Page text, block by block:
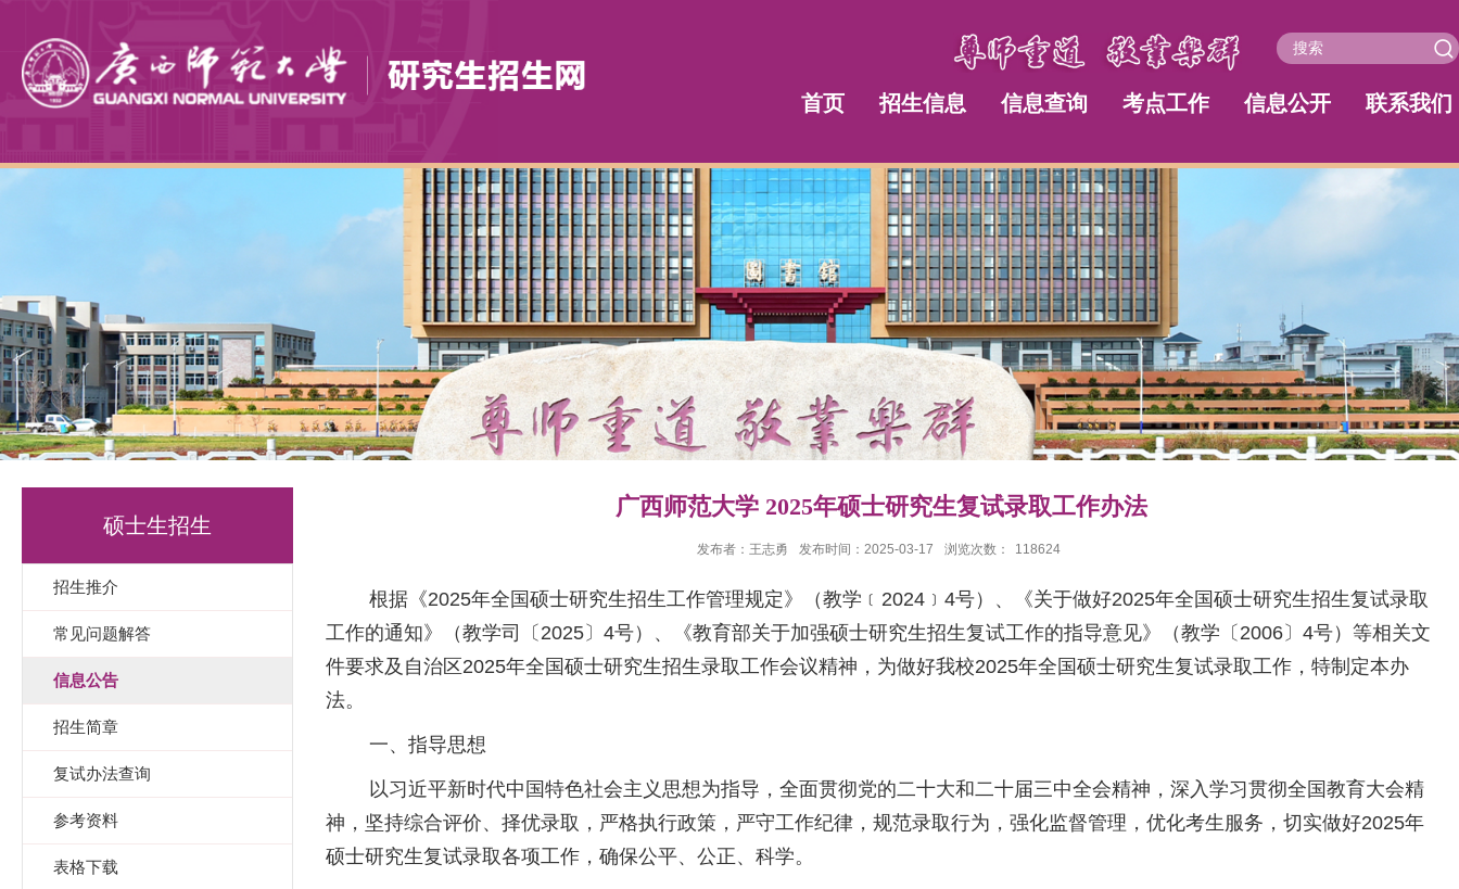
首页 招生信息 信息查询 考点工作 信息公开 联系我们
硕士生招生
招生推介
常见问题解答
信息公告
招生简章
复试办法查询
参考资料
表格下载
广西师范大学 2025年硕士研究生复试录取工作办法
发布者：王志勇 发布时间：2025-03-17 浏览次数： 118624
根据《2025年全国硕士研究生招生工作管理规定》（教学﹝2024﹞4号）、《关于做好2025年全国硕士研究生招生复试录取
工作的通知》（教学司〔2025〕4号）、《教育部关于加强硕士研究生招生复试工作的指导意见》（教学〔2006〕4号）等相关文
件要求及自治区2025年全国硕士研究生招生录取工作会议精神，为做好我校2025年全国硕士研究生复试录取工作，特制定本办
法。
一、指导思想
以习近平新时代中国特色社会主义思想为指导，全面贯彻党的二十大和二十届三中全会精神，深入学习贯彻全国教育大会精
神，坚持综合评价、择优录取，严格执行政策，严守工作纪律，规范录取行为，强化监督管理，优化考生服务，切实做好2025年
硕士研究生复试录取各项工作，确保公平、公正、科学。